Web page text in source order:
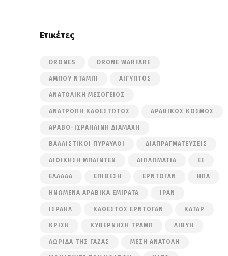
Ετικέτες
DRONES DRONE WARFARE
ΆΜΠΟΥ ΝΤΆΜΠΙ ΑΊΓΥΠΤΟΣ
ΑΝΑΤΟΛΙΚΉ ΜΕΣΌΓΕΙΟΣ
ΑΝΑΤΡΟΠΉ ΚΑΘΕΣΤΏΤΟΣ ΑΡΑΒΙΚΌΣ ΚΌΣΜΟΣ
ΑΡΑΒΟ-ΙΣΡΑΗΛΙΝΉ ΔΙΑΜΆΧΗ
ΒΑΛΛΙΣΤΙΚΟΊ ΠΎΡΑΥΛΟΙ ΔΙΑΠΡΑΓΜΑΤΕΎΣΕΙΣ
ΔΙΟΊΚΗΣΗ ΜΠΆΙΝΤΕΝ ΔΙΠΛΩΜΑΤΊΑ ΕΕ
ΕΛΛΆΔΑ ΕΠΊΘΕΣΗ ΕΡΝΤΟΓΆΝ ΗΠΑ
ΗΝΩΜΈΝΑ ΑΡΑΒΙΚΆ ΕΜΙΡΆΤΑ ΙΡΆΝ
ΙΣΡΑΉΛ ΚΑΘΕΣΤΏΣ ΕΡΝΤΟΓΆΝ ΚΑΤΆΡ
ΚΡΊΣΗ ΚΥΒΈΡΝΗΣΗ ΤΡΑΜΠ ΛΙΒΎΗ
ΛΩΡΊΔΑ ΤΗΣ ΓΆΖΑΣ ΜΈΣΗ ΑΝΑΤΟΛΉ